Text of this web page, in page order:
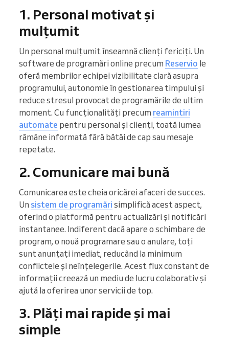
1. Personal motivat și
mulțumit
Un personal mulțumit înseamnă clienți fericiți. Un
software de programări online precum Reservio le
oferă membrilor echipei vizibilitate clară asupra
programului, autonomie în gestionarea timpului și
reduce stresul provocat de programările de ultim
moment. Cu funcționalități precum reamintiri
automate pentru personal și clienți, toată lumea
rămâne informată fără bătăi de cap sau mesaje
repetate.
2. Comunicare mai bună
Comunicarea este cheia oricărei afaceri de succes.
Un sistem de programări simplifică acest aspect,
oferind o platformă pentru actualizări și notificări
instantanee. Indiferent dacă apare o schimbare de
program, o nouă programare sau o anulare, toți
sunt anunțați imediat, reducând la minimum
conflictele și neînțelegerile. Acest flux constant de
informații creează un mediu de lucru colaborativ și
ajută la oferirea unor servicii de top.
3. Plăți mai rapide și mai
simple